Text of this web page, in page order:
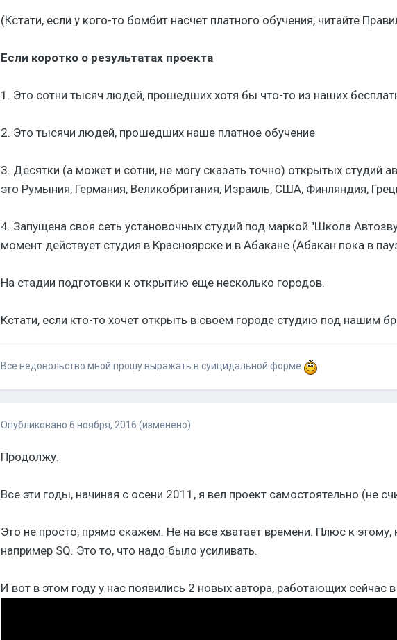
(Кстати, если у кого-то бомбит насчет платного обучения, читайте
Если коротко о результатах проекта
1. Это сотни тысяч людей, прошедших хотя бы что-то из наших
2. Это тысячи людей, прошедших наше платное обучение
3. Десятки (а может и сотни, не могу сказать точно) открытых студий
это Румыния, Германия, Великобритания, Израиль, США, Финляндия,
4. Запущена своя сеть установочных студий под маркой "Школа
момент действует студия в Красноярске и в Абакане (Абакан пока в
На стадии подготовки к открытию еще несколько городов.
Кстати, если кто-то хочет открыть в своем городе студию под нашим
Все недовольство мной прошу выражать в суицидальной форме
Опубликовано 6 ноября, 2016 (изменено)
Продолжу.
Все эти годы, начиная с осени 2011, я вел проект самостоятельно (не
Это не просто, прямо скажем. Не на все хватает времени. Плюс к
например SQ. Это то, что надо было усиливать.
И вот в этом году у нас появились 2 новых автора, работающих сейчас